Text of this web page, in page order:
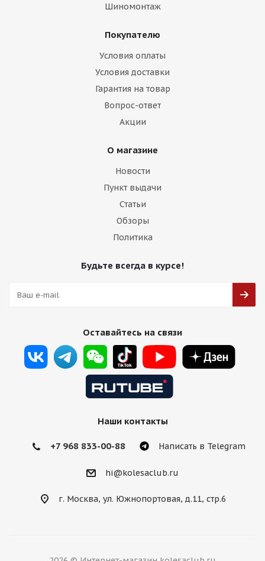
Brixton Design LX08 8,5j-20 5*112 ET30 d73,1 GBF
Есть в наличии (4)
Подробнее
HRE Design FF10 8,5j-20 5*112 ET38 d66,6 HS
Шиномонтаж
Покупателю
Условия оплаты
Условия доставки
Гарантия на товар
Вопрос-ответ
Акции
О магазине
Новости
Пункт выдачи
Статьи
Обзоры
Политика
Будьте всегда в курсе!
Оставайтесь на связи
Наши контакты
+7 968 833-00-88 Написать в Telegram
hi@kolesaclub.ru
г. Москва, ул. Южнопортовая, д.11, стр.6